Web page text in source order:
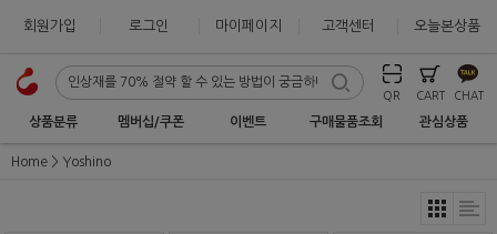
회원가입 로그인 마이페이지 고객센터 오늘본상품
QR CART CHAT
상품분류 멤버십/쿠폰 이벤트 구매물품조회 관심상품
Home Yoshino